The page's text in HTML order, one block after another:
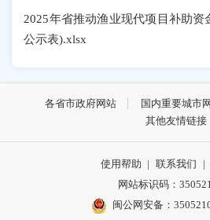
2025年省推动渔业现代项目补助资
公示表).xlsx
各省市政府网站 国内重要城市
其他友情链接
使用帮助 | 联系我们 |
网站标识码：
闽公网安备：